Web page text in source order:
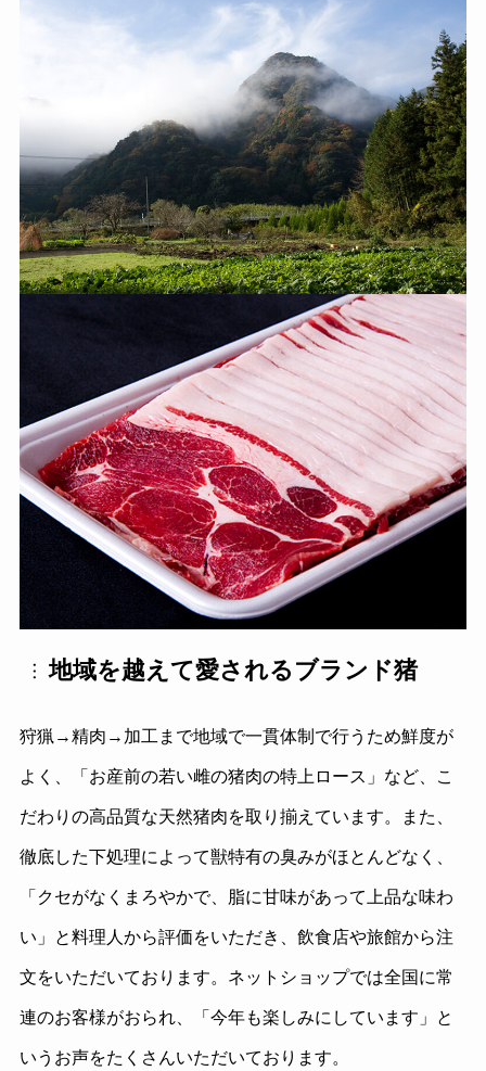
地域を越えて愛されるブランド猪
狩猟→精肉→加工まで地域で一貫体制で行うため鮮度が
よく、「お産前の若い雌の猪肉の特上ロース」など、こ
だわりの高品質な天然猪肉を取り揃えています。また、
徹底した下処理によって獣特有の臭みがほとんどなく、
「クセがなくまろやかで、脂に甘味があって上品な味わ
い」と料理人から評価をいただき、飲食店や旅館から注
文をいただいております。ネットショップでは全国に常
連のお客様がおられ、「今年も楽しみにしています」と
いうお声をたくさんいただいております。